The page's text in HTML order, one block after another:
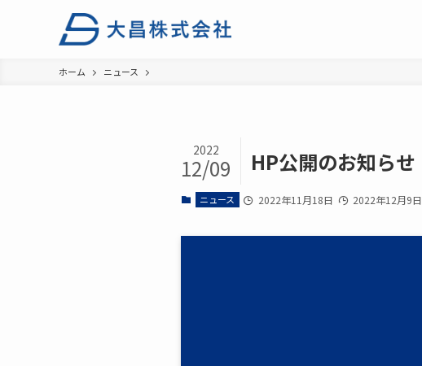
ホーム ニュース
HP公開のお知らせ
2022
12/09
ニュース 2022年11月18日 2022年12月9日